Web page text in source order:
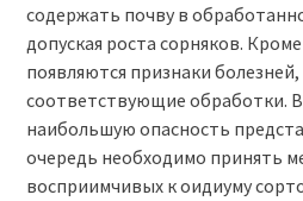
содержать почву в
допуская роста сорняков.
появляются признаки
соответствующие обработки.
наибольшую опасность
очередь необходимо принять
восприимчивых к оидиуму